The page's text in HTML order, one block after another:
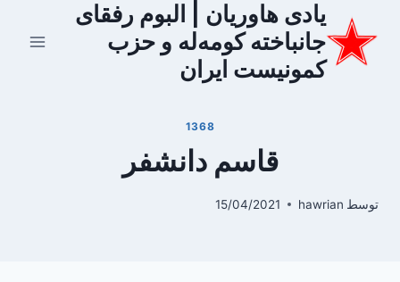
محتوا
یادی هاوریان | البوم رفقای
جانباخته کومه‌له و حزب
کمونیست ایران
1368
قاسم دانشفر
توسط hawrian
15/04/2021